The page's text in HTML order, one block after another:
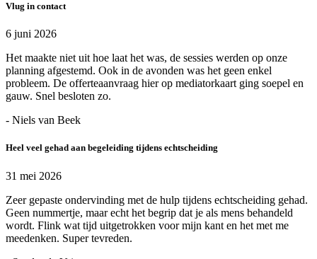
Vlug in contact
6 juni 2026
Het maakte niet uit hoe laat het was, de sessies werden op onze
planning afgestemd. Ook in de avonden was het geen enkel
probleem. De offerteaanvraag hier op mediatorkaart ging soepel en
gauw. Snel besloten zo.
- Niels van Beek
Heel veel gehad aan begeleiding tijdens echtscheiding
31 mei 2026
Zeer gepaste ondervinding met de hulp tijdens echtscheiding gehad.
Geen nummertje, maar echt het begrip dat je als mens behandeld
wordt. Flink wat tijd uitgetrokken voor mijn kant en het met me
meedenken. Super tevreden.